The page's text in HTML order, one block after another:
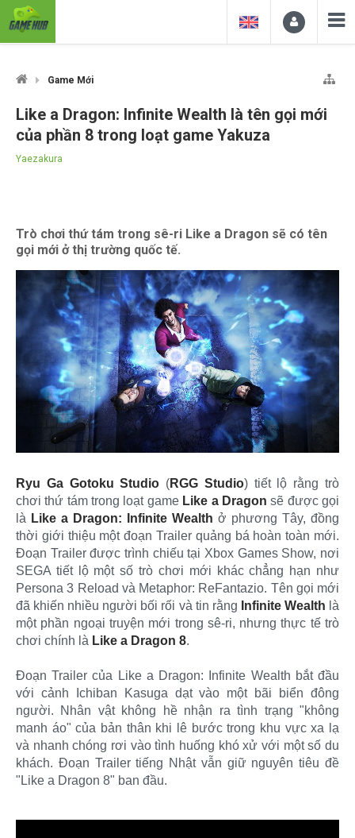
Game Mới
Like a Dragon: Infinite Wealth là tên gọi mới
của phần 8 trong loạt game Yakuza
Yaezakura
Trò chơi thứ tám trong sê-ri Like a Dragon sẽ có tên
gọi mới ở thị trường quốc tế.
Ryu Ga Gotoku Studio (RGG Studio) tiết lộ rằng trò
chơi thứ tám trong loạt game Like a Dragon sẽ được gọi
là Like a Dragon: Infinite Wealth ở phương Tây, đồng
thời giới thiệu một đoạn Trailer quảng bá hoàn toàn mới.
Đoạn Trailer được trình chiếu tại Xbox Games Show, nơi
SEGA tiết lộ một số trò chơi mới khác chẳng hạn như
Persona 3 Reload và Metaphor: ReFantazio. Tên gọi mới
đã khiến nhiều người bối rối và tin rằng Infinite Wealth là
một phần ngoại truyện mới trong sê-ri, nhưng thực tế trò
chơi chính là Like a Dragon 8.
Đoạn Trailer của Like a Dragon: Infinite Wealth bắt đầu
với cảnh Ichiban Kasuga dạt vào một bãi biển đông
người. Nhân vật không hề nhận ra tình trạng "không
manh áo" của bản thân khi lê bước trong khu vực xa lạ
và nhanh chóng rơi vào tình huống khó xử với một số du
khách. Đoạn Trailer tiếng Nhật vẫn giữ nguyên tiêu đề
"Like a Dragon 8" ban đầu.